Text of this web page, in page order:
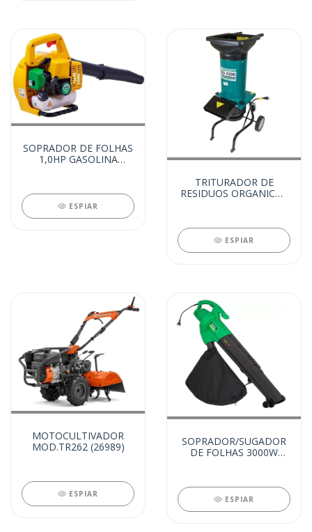
SOPRADOR DE FOLHAS
1,0HP GASOLINA
ESPIAR
TRITURADOR DE
RESIDUOS ORGANICOS
ESPIAR
MOTOCULTIVADOR
MOD.TR262 (26989)
ESPIAR
SOPRADOR/SUGADOR
DE FOLHAS 3000W
ESPIAR